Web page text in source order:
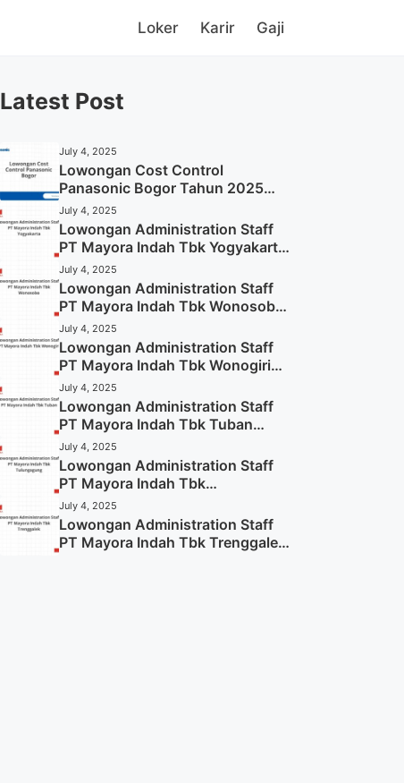
Loker Karir Gaji
Latest Post
July 4, 2025
Lowongan Cost Control
Panasonic Bogor Tahun 2025
(Lamar Sekarang)
July 4, 2025
Lowongan Administration Staff
PT Mayora Indah Tbk Yogyakarta
Tahun 2025
July 4, 2025
Lowongan Administration Staff
PT Mayora Indah Tbk Wonosobo
Tahun 2025 (Lamar Sekarang)
July 4, 2025
Lowongan Administration Staff
PT Mayora Indah Tbk Wonogiri
Tahun 2025 (Apply Now)
July 4, 2025
Lowongan Administration Staff
PT Mayora Indah Tbk Tuban
Tahun 2025 (Resmi)
July 4, 2025
Lowongan Administration Staff
PT Mayora Indah Tbk
Tulungagung Tahun 2025 (Lamar
Sekarang)
July 4, 2025
Lowongan Administration Staff
PT Mayora Indah Tbk Trenggalek